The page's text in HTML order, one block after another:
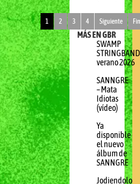
1 2 3 4 Siguiente
MÁS EN GBR
SWAMP
STRINGBAND
verano 2026
SANNGRE
– Mata
Idiotas
(vídeo)
Ya
disponible
el nuevo
álbum de
SANNGRE
Jodiendolo